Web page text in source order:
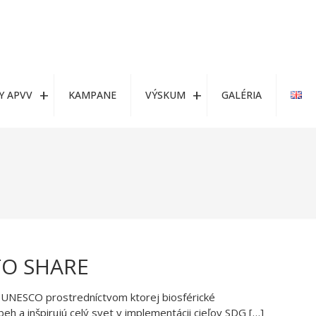
APVV KAMPANE VÝSKUM GALÉRIA
SHARE
prostredníctvom ktorej biosférické
a inšpirujú celý svet v implementácii cieľov SDG […]